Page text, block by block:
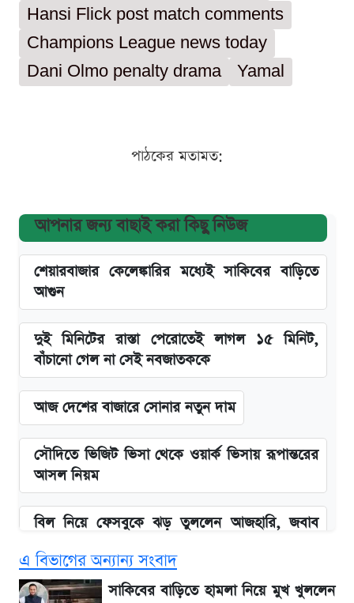
Hansi Flick post match comments
Champions League news today
Dani Olmo penalty drama
Yamal
পাঠকের মতামত:
আপনার জন্য বাছাই করা কিছু নিউজ
শেয়ারবাজার কেলেঙ্কারির মধ্যেই সাকিবের বাড়িতে
আগুন
দুই মিনিটের রাস্তা পেরোতেই লাগল ১৫ মিনিট,
বাঁচানো গেল না সেই নবজাতককে
আজ দেশের বাজারে সোনার নতুন দাম
সৌদিতে ভিজিট ভিসা থেকে ওয়ার্ক ভিসায় রূপান্তরের
আসল নিয়ম
বিল নিয়ে ফেসবুকে ঝড় তুললেন আজহারি, জবাব
বাংলাদেশ নিয়ে যা বললেন সজীব ওয়াজেদ জয়
এ বিভাগের অন্যান্য সংবাদ
সাকিবের বাড়িতে হামলা নিয়ে মুখ খুললেন